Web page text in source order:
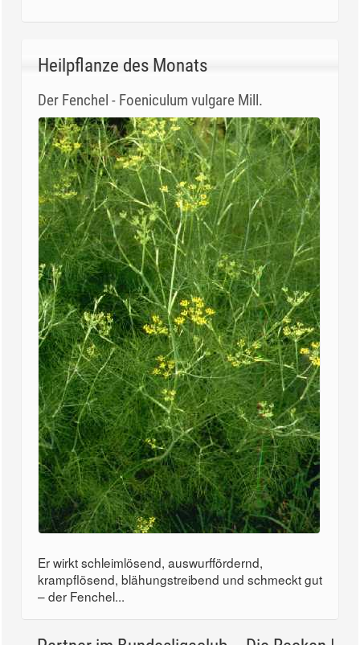
Heilpflanze des Monats
Der Fenchel - Foeniculum vulgare Mill.
Er wirkt schleimlösend, auswurffördernd,
krampflösend, blähungstreibend und schmeckt gut
– der Fenchel...